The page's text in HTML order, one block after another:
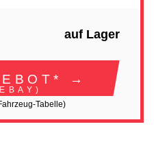
auf Lager
→
Tabelle)